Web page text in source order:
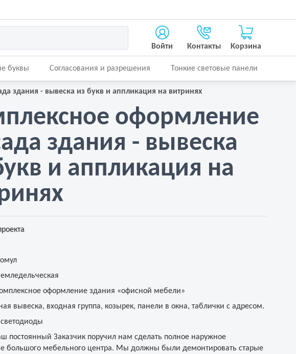
Войти Контакты Корзина
буквы Согласования и разрешения Тонкие световые панели
здания - вывеска из букв и аппликация на витринях
оформление
здания - вывеска
и аппликация на
оформление здания «офисной мебели»
вывеска, входная группа, козырек, панели в окна, таблички с адресом.
светодиоды
постоянный Заказчик поручил нам сделать полное наружное
большого мебельного центра. Мы должны были демонтировать старые